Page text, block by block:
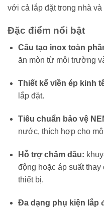
với cả lắp đặt trong nhà
Đặc điểm nổi bật
Cấu tạo inox toàn
ăn mòn từ môi trường
Thiết kế viền ép kinh
lắp đặt.
Tiêu chuẩn bảo vệ
nước, thích hợp cho
Hỗ trợ châm dầu:
động hoặc áp suất
thiết bị.
Đa dạng phụ kiện lắp